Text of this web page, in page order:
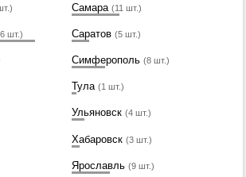
Самара (11 шт.)
шт.) Саратов (5 шт.)
Симферополь (8 шт.)
Тула (1 шт.)
Ульяновск (4 шт.)
Хабаровск (3 шт.)
Ярославль (9 шт.)